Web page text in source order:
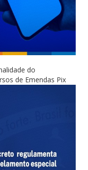
do
de Emendas Pix